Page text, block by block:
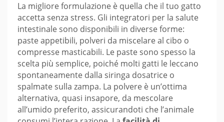
La migliore formulazione è quella che il tuo gatto
accetta senza stress. Gli integratori per la salute
intestinale sono disponibili in diverse forme:
paste appetibili, polveri da miscelare al cibo o
compresse masticabili. Le paste sono spesso la
scelta più semplice, poiché molti gatti le leccano
spontaneamente dalla siringa dosatrice o
spalmate sulla zampa. La polvere è un’ottima
alternativa, quasi insapore, da mescolare
all’umido preferito, assicurandoti che l’animale